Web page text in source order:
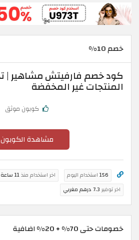
خصم 10%
المنتجات غير المخفضة
كوبون موثق
مشاهدة الكوبون
156 استخدام اليوم اخر استخدام منذ11 ساعة
اخر توفير 7.3 درهم مغربي
خصومات حتى 70% + 20% اضافية